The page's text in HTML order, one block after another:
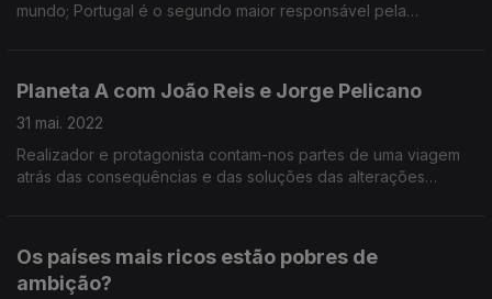
mundo; Portugal é o segundo maior responsável pela
Planeta A com João Reis e Jorge Pelicano
31 mai. 2022
Realizador e protagonista contam-nos partes de uma viagem
atrás das consequências e das soluções das alterações
Os países mais ricos estão pobres de
ambição?